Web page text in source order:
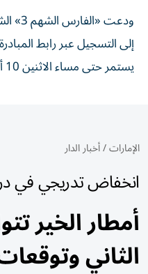
ودعت
إلى التسجيل عبر رابط
يستمر حتى مساء الاثنين 10 أغسطس.
الإمارات/أخبار الدار
انخفاض تدريجي في
أمطار الخير